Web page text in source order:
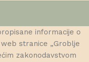
informacije o
stranice „Groblje
zakonodavstvom